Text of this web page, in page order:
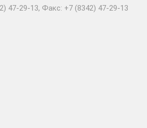
47-29-13, Факс: +7 (8342) 47-29-13